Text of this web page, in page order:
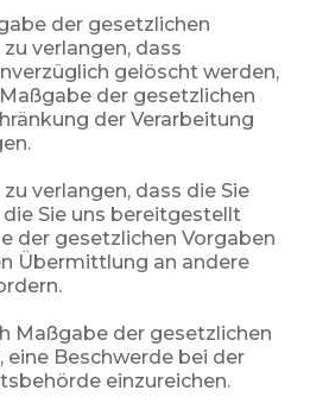
der gesetzlichen
verlangen, dass
gelöscht werden,
der gesetzlichen
der Verarbeitung
verlangen, dass die Sie
Sie uns bereitgestellt
der gesetzlichen Vorgaben
Übermittlung an andere
Maßgabe der gesetzlichen
eine Beschwerde bei der
einzureichen.